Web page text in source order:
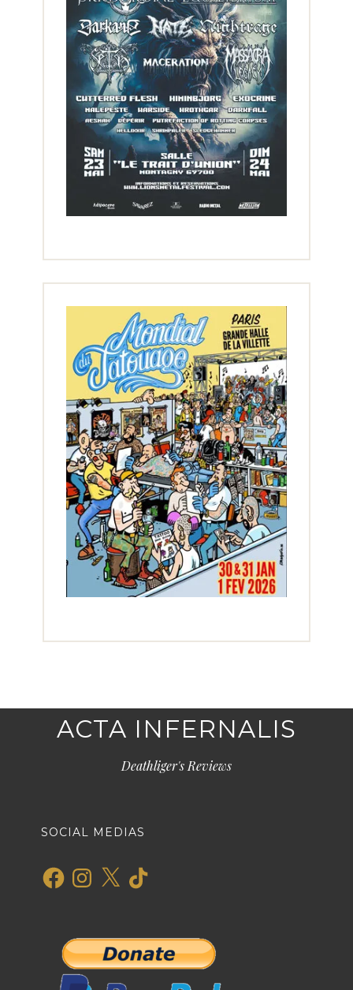
ACTA INFERNALIS
Deathliger's Reviews
SOCIAL MEDIAS
FacebookInstagram
X TikTok